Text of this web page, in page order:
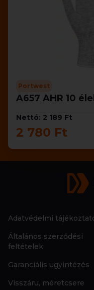
Portwest
A657 AHR 10
Nettó: 2 189 Ft
2 780 Ft
Adatvédelmi
Általános szerződési
feltételek
Garanciális ügyintézés
Visszáru, méretcsere